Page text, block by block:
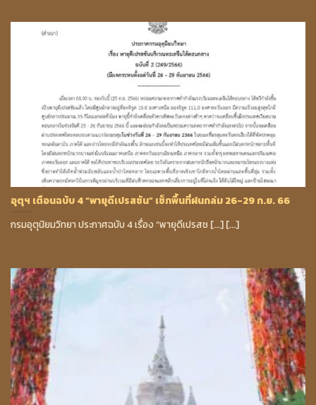
อุตุฯ เตือนฉบับ 4 “พายุดีเปรสชัน” เช็กพื้นที่ฝนถล่ม 26-29 ก.ย. 66
กรมอุตุนิยมวิทยา ประกาศฉบับ 4 เรื่อง “พายุดีเปรสช [...] [...]